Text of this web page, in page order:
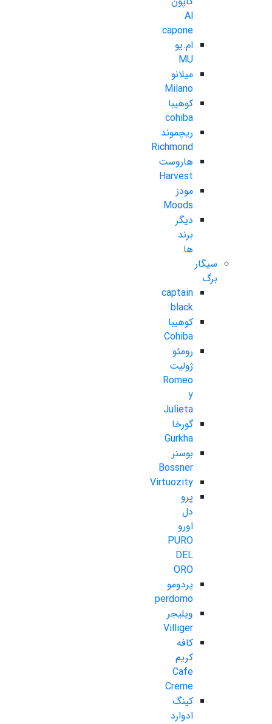
Al
capone
ام.یو
MU
میلانو
Milano
کوهیبا
cohiba
ریچموند
Richmond
هاروست
Harvest
مودز
Moods
دیگر
برند
ها
سیگار
برگ
captain
black
کوهیبا
Cohiba
رومئو
ژولیت
Romeo
y
Julieta
گورخا
Gurkha
بوسنر
Bossner
Virtuozity
پرو
دل
اورو
PURO
DEL
ORO
پردومو
perdomo
ویلیجر
Villiger
کافه
کریم
Cafe
Creme
کینگ
ادوارد